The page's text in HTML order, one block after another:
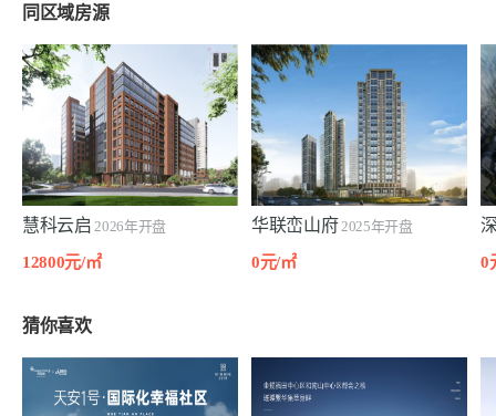
同区域房源
慧科云启 2026年开盘
12800元/㎡
华联峦山府2025年开盘
0元/㎡ 0
猜你喜欢